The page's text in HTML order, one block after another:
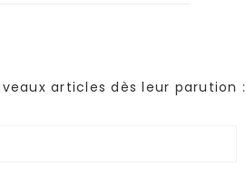
articles dès leur parution :